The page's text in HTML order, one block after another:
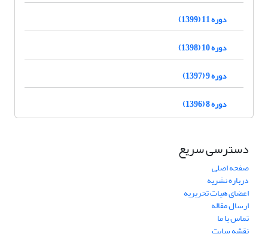
دوره 11 (1399)
دوره 10 (1398)
دوره 9 (1397)
دوره 8 (1396)
دسترسی سریع
صفحه اصلی
درباره نشریه
اعضای هیات تحریریه
ارسال مقاله
تماس با ما
نقشه سایت